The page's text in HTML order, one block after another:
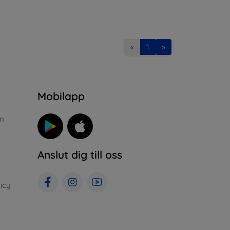
« 1 »
Mobilapp
Anslut dig till oss